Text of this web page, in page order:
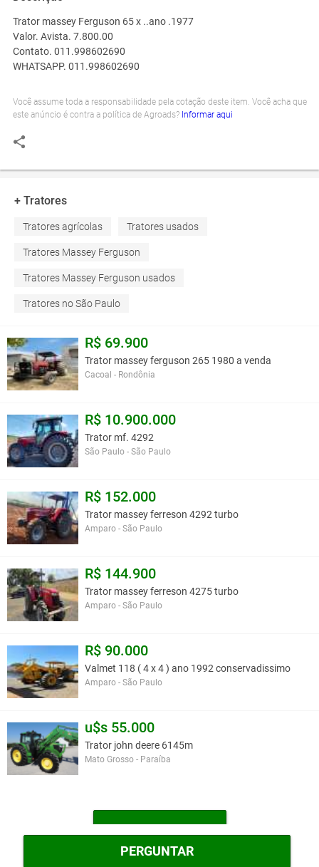
PERGUNTAR
Trator massey Ferguson 65 x ..ano .1977
Valor. Avista. 7.800.00
Contato. 011.998602690
WHATSAPP. 011.998602690
Você assume toda a responsabilidade pela cotação deste item. Você acha que
este anúncio é contra a política de Agroads? Informar aqui
+ Tratores
Tratores agrícolas Tratores usados
Tratores Massey Ferguson
Tratores Massey Ferguson usados
Tratores no São Paulo
R$ 69.900
Trator massey ferguson 265 1980 a venda
Cacoal - Rondônia
R$ 10.900.000
Trator mf. 4292
São Paulo - São Paulo
R$ 152.000
Trator massey ferreson 4292 turbo
Amparo - São Paulo
R$ 144.900
Trator massey ferreson 4275 turbo
Amparo - São Paulo
R$ 90.000
Valmet 118 ( 4 x 4 ) ano 1992 conservadissimo
Amparo - São Paulo
u$s 55.000
Trator john deere 6145m
Mato Grosso - Paraíba